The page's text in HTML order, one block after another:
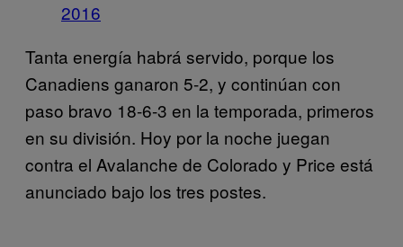
2016
Tanta energía habrá servido, porque los
Canadiens ganaron 5-2, y continúan con
paso bravo 18-6-3 en la temporada, primeros
en su división. Hoy por la noche juegan
contra el Avalanche de Colorado y Price está
anunciado bajo los tres postes.